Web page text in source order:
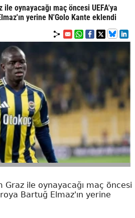
ile oynayacağı maç öncesi UEFA'ya
yerine N'Golo Kante eklendi
Graz ile oynayacağı maç öncesi
Bartuğ Elmaz'ın yerine